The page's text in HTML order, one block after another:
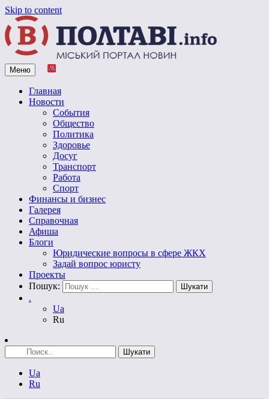
Skip to content
Vpoltave.info
Полтавский портал новостей
Меню
Главная
Новости
События
Общество
Политика
Здоровье
Досуг
Транспорт
Работа
Спорт
Финансы и бизнес
Галерея
Справочная
Афиша
Блоги
Юридические вопросы в сфере ЖКХ
Задай вопрос юристу
Проекты
Пошук:
.
Ua
Ru
Ua
Ru